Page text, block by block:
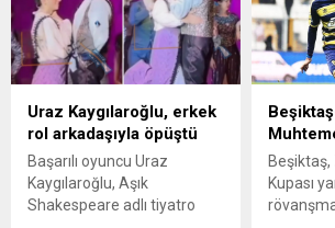
Uraz Kaygılaroğlu, erkek
rol arkadaşıyla öpüştü
Başarılı oyuncu Uraz
Kaygılaroğlu, Aşık
Shakespeare adlı tiyatro
Kupası